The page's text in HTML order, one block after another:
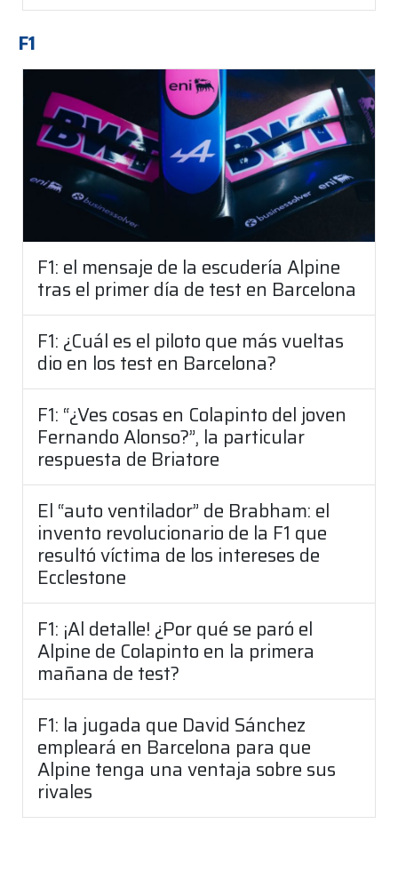
F1
F1: el mensaje de la escudería Alpine
tras el primer día de test en Barcelona
F1: ¿Cuál es el piloto que más vueltas
dio en los test en Barcelona?
F1: “¿Ves cosas en Colapinto del joven
Fernando Alonso?”, la particular
respuesta de Briatore
El “auto ventilador” de Brabham: el
invento revolucionario de la F1 que
resultó víctima de los intereses de
Ecclestone
F1: ¡Al detalle! ¿Por qué se paró el
Alpine de Colapinto en la primera
mañana de test?
F1: la jugada que David Sánchez
empleará en Barcelona para que
Alpine tenga una ventaja sobre sus
rivales